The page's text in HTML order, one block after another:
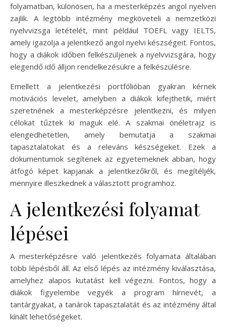
folyamatban, különösen, ha a mesterképzés angol nyelven
zajlik. A legtöbb intézmény megköveteli a nemzetközi
nyelvvizsga letételét, mint például TOEFL vagy IELTS,
amely igazolja a jelentkező angol nyelvi készségeit. Fontos,
hogy a diákok időben felkészüljenek a nyelvvizsgára, hogy
elegendő idő álljon rendelkezésükre a felkészülésre.
Emellett a jelentkezési portfólióban gyakran kérnek
motivációs levelet, amelyben a diákok kifejthetik, miért
szeretnének a mesterképzésre jelentkezni, és milyen
célokat tűztek ki maguk elé. A szakmai önéletrajz is
elengedhetetlen, amely bemutatja a szakmai
tapasztalatokat és a releváns készségeket. Ezek a
dokumentumok segítenek az egyetemeknek abban, hogy
átfogó képet kapjanak a jelentkezőkről, és megítéljék,
mennyire illeszkednek a választott programhoz.
A jelentkezési folyamat
lépései
A mesterképzésre való jelentkezés folyamata általában
több lépésből áll. Az első lépés az intézmény kiválasztása,
amelyhez alapos kutatást kell végezni. Fontos, hogy a
diákok figyelembe vegyék a program hírnevét, a
tantárgyakat, a tanárok tapasztalatát és az intézmény által
kínált lehetőségeket.